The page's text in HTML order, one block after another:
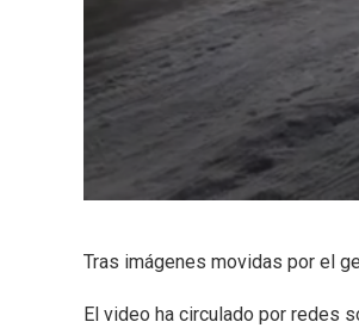
Tras imágenes movidas por el
El video ha circulado por redes